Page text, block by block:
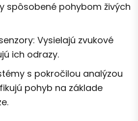
spôsobené pohybom živých
Vysielajú zvukové
ich odrazy.
s pokročilou analýzou
pohyb na základe